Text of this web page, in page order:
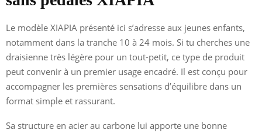
Le modèle XIAPIA présenté ici s’adresse aux jeunes enfants,
notamment dans la tranche 10 à 24 mois. Si tu cherches une
draisienne très légère pour un tout-petit, ce type de produit
peut convenir à un premier usage encadré. Il est conçu pour
accompagner les premières sensations d’équilibre dans un
format simple et rassurant.
Sa structure en acier au carbone lui apporte une bonne